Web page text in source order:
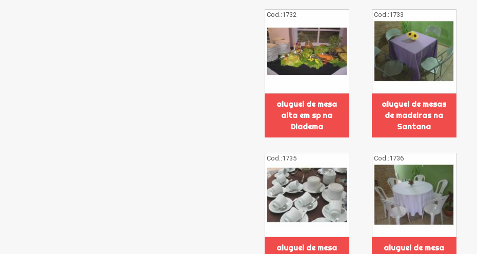
Cod.:1732
aluguel de mesa
alta em sp na
Diadema
Cod.:1733
aluguel de mesas
de madeiras na
Santana
Cod.:1735
aluguel de mesa
Cod.:1736
aluguel de mesa